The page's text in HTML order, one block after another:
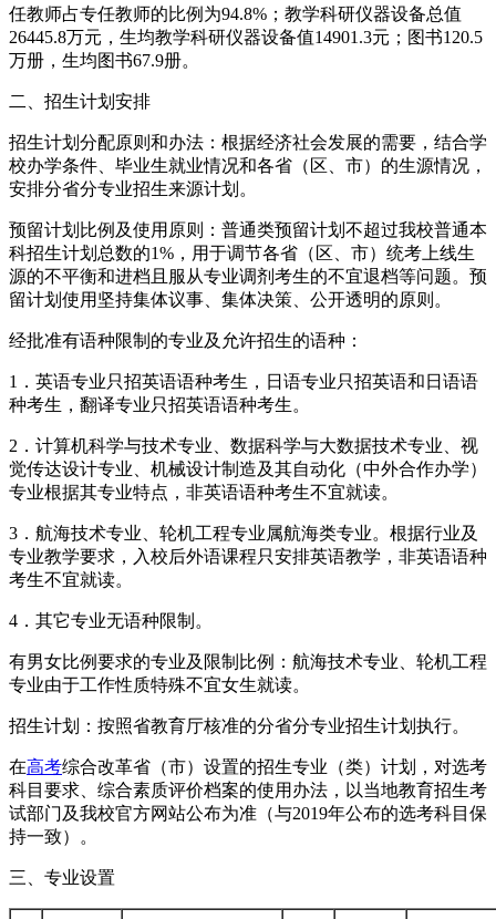
任教师占专任教师的比例为94.8%；教学科研仪器设备总值
26445.8万元，生均教学科研仪器设备值14901.3元；图书120.5
万册，生均图书67.9册。
二、招生计划安排
招生计划分配原则和办法：根据经济社会发展的需要，结合学
校办学条件、毕业生就业情况和各省（区、市）的生源情况，
安排分省分专业招生来源计划。
预留计划比例及使用原则：普通类预留计划不超过我校普通本
科招生计划总数的1%，用于调节各省（区、市）统考上线生
源的不平衡和进档且服从专业调剂考生的不宜退档等问题。预
留计划使用坚持集体议事、集体决策、公开透明的原则。
经批准有语种限制的专业及允许招生的语种：
1．英语专业只招英语语种考生，日语专业只招英语和日语语
种考生，翻译专业只招英语语种考生。
2．计算机科学与技术专业、数据科学与大数据技术专业、视
觉传达设计专业、机械设计制造及其自动化（中外合作办学）
专业根据其专业特点，非英语语种考生不宜就读。
3．航海技术专业、轮机工程专业属航海类专业。根据行业及
专业教学要求，入校后外语课程只安排英语教学，非英语语种
考生不宜就读。
4．其它专业无语种限制。
有男女比例要求的专业及限制比例：航海技术专业、轮机工程
专业由于工作性质特殊不宜女生就读。
招生计划：按照省教育厅核准的分省分专业招生计划执行。
在高考综合改革省（市）设置的招生专业（类）计划，对选考
科目要求、综合素质评价档案的使用办法，以当地教育招生考
试部门及我校官方网站公布为准（与2019年公布的选考科目保
持一致）。
三、专业设置